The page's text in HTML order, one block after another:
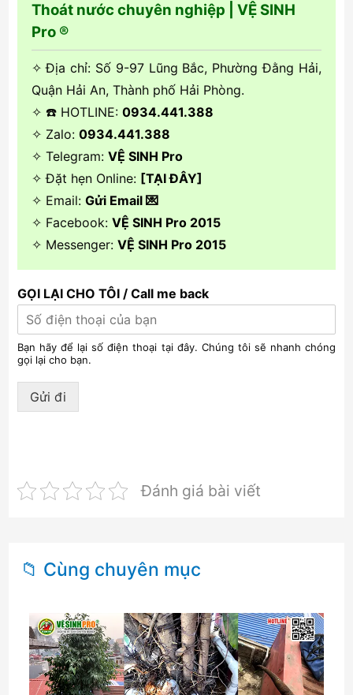
Thoát nước chuyên nghiệp | VỆ SINH
Pro ®
✧ Địa chỉ: Số 9-97 Lũng Bắc, Phường Đằng Hải,
Quận Hải An, Thành phố Hải Phòng.
✧ ☎️ HOTLINE: 0934.441.388
✧ Zalo: 0934.441.388
✧ Telegram: VỆ SINH Pro
✧ Đặt hẹn Online: [TẠI ĐÂY]
✧ Email: Gửi Email 💌
✧ Facebook: VỆ SINH Pro 2015
✧ Messenger: VỆ SINH Pro 2015
GỌI LẠI CHO TÔI / Call me back
Bạn hãy để lại số điện thoại tại đây. Chúng tôi sẽ nhanh chóng
gọi lại cho bạn.
Gửi đi
Đánh giá bài viết
📁 Cùng chuyên mục